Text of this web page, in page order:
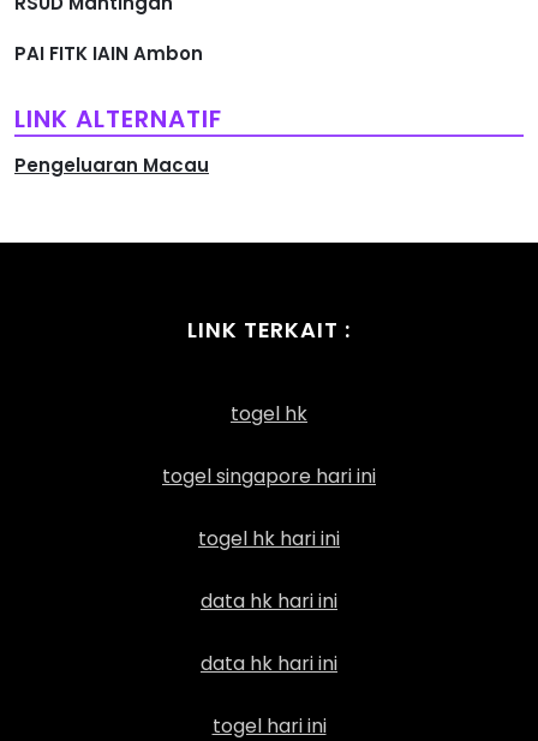
PAI FITK IAIN Ambon
LINK ALTERNATIF
Pengeluaran Macau
LINK TERKAIT :
togel hk
togel singapore hari ini
togel hk hari ini
data hk hari ini
data hk hari ini
togel hari ini